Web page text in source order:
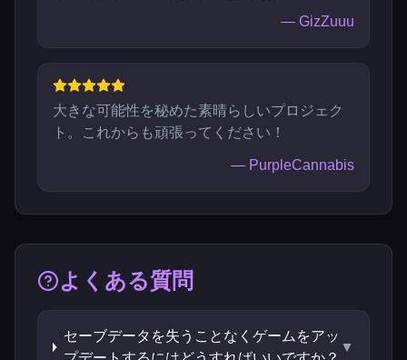
— GizZuuu
大きな可能性を秘めた素晴らしいプロジェク
ト。これからも頑張ってください！
— PurpleCannabis
よくある質問
セーブデータを失うことなくゲームをアッ
▼